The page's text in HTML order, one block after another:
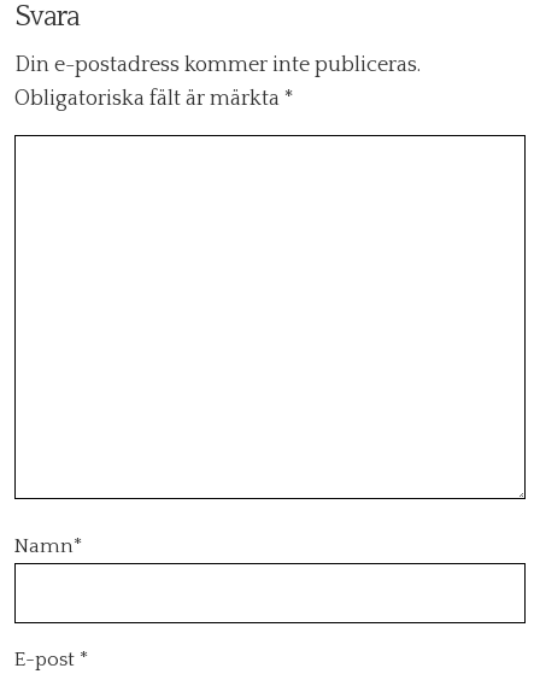
Svara
Din e-postadress kommer inte publiceras.
Obligatoriska fält är märkta *
Namn*
E-post *